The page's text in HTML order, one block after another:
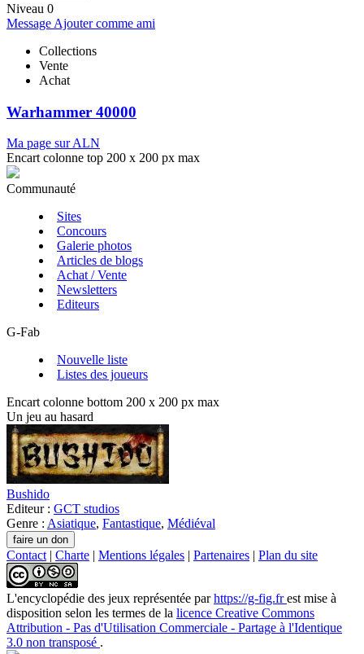
Niveau 0
Message Ajouter comme ami
Collections
Vente
Achat
Warhammer 40000
Ma page sur ALN
Encart colonne top 200 x 200 px max
Communauté
Sites
Concours
Galerie photos
Articles de blogs
Achat / Vente
Newsletters
Editeurs
G-Fab
Nouvelle liste
Listes des joueurs
Encart colonne bottom 200 x 200 px max
Un jeu au hasard
Bushido
Editeur : GCT studios
Genre : Asiatique, Fantastique, Médiéval
Contact | Charte | Mentions légales | Partenaires | Plan du site
L'encyclopédie des jeux représentée parhttps://g-fig.frest mise à
disposition selon les termes de la licence Creative Commons
Attribution - Pas d'Utilisation Commerciale - Partage à l'Identique
3.0 non transposé .